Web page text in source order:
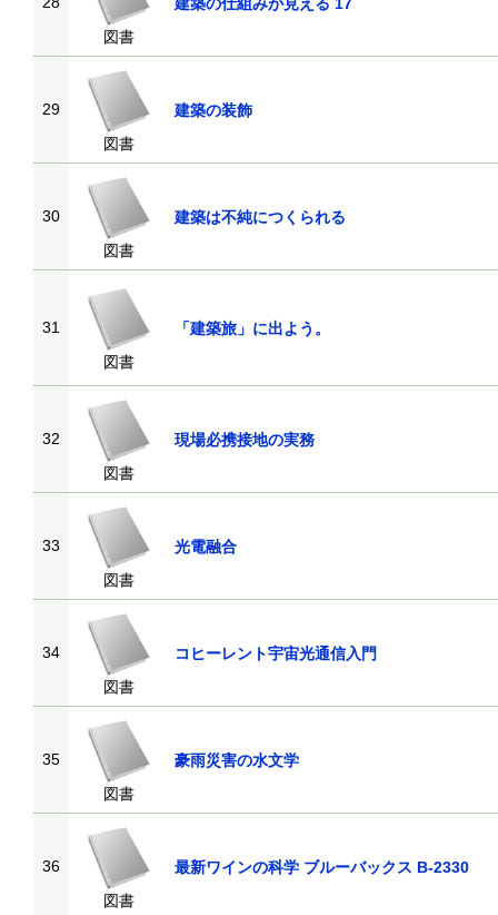
図書
29
図書
建築の装飾
30
図書
建築は不純につくられる
31
図書
「建築旅」に出よう。
32
図書
現場必携接地の実務
33
図書
光電融合
34
図書
コヒーレント宇宙光通信入門
35
図書
豪雨災害の水文学
36
図書
最新ワインの科学 ブルーバックス B-2330